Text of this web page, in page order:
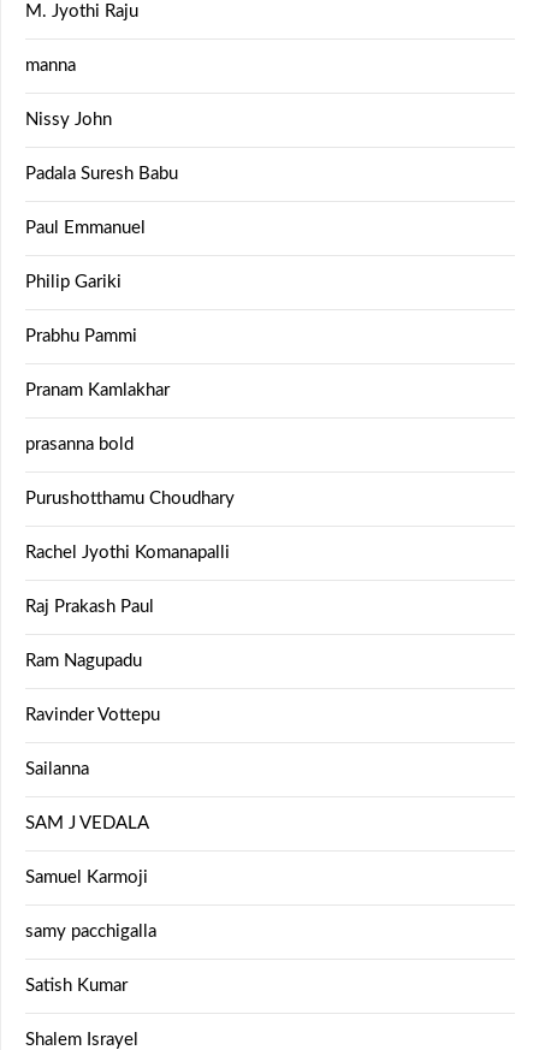
M. Jyothi Raju
manna
Nissy John
Padala Suresh Babu
Paul Emmanuel
Philip Gariki
Prabhu Pammi
Pranam Kamlakhar
prasanna bold
Purushotthamu Choudhary
Rachel Jyothi Komanapalli
Raj Prakash Paul
Ram Nagupadu
Ravinder Vottepu
Sailanna
SAM J VEDALA
Samuel Karmoji
samy pacchigalla
Satish Kumar
Shalem Israyel